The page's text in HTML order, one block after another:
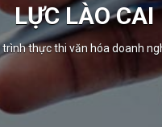
LỰC LÀO CAI
thực thi văn hóa doanh